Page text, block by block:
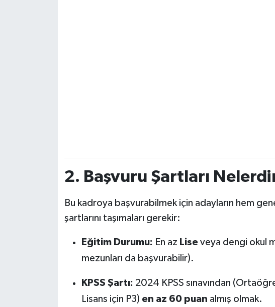
2. Başvuru Şartları
Bu kadroya başvurabilmek için adayların hem
şartlarını taşımaları gerekir:
Eğitim Durumu: En az Liseveya dengi okul
mezunları da başvurabilir).
KPSS Şartı: 2024 KPSS sınavından
Lisans için P3) en az 60 puan almış olmak.